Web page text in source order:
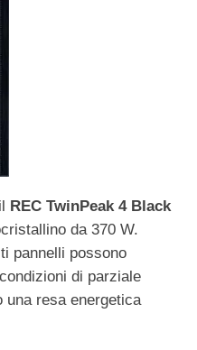
REC TwinPeak 4 Black
da 370 W.
pannelli possono
di parziale
una resa energetica